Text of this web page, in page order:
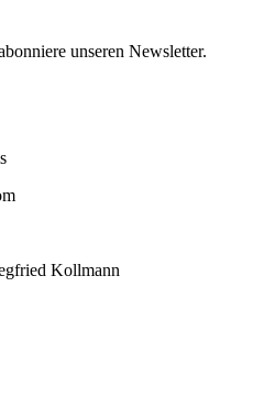
unseren Newsletter.
Kollmann